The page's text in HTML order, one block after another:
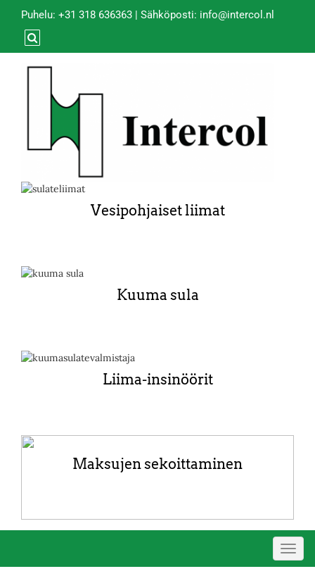
Puhelu: +31 318 636363 | Sähköposti: info@intercol.nl
Vesipohjaiset liimat
Kuuma sula
Liima-insinöörit
Maksujen sekoittaminen